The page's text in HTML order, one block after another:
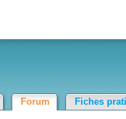
Forum Fiches